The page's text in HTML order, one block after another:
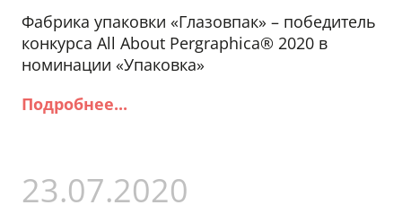
Фабрика упаковки «Глазовпак» – победитель
конкурса All About Pergraphica® 2020 в
номинации «Упаковка»
Подробнее...
23.07.2020